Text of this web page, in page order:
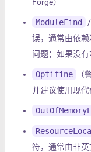
ModuleFind /
误，通常由依
问题；如果没有
Optifine
（
并建议使用现代
符，通常由非英